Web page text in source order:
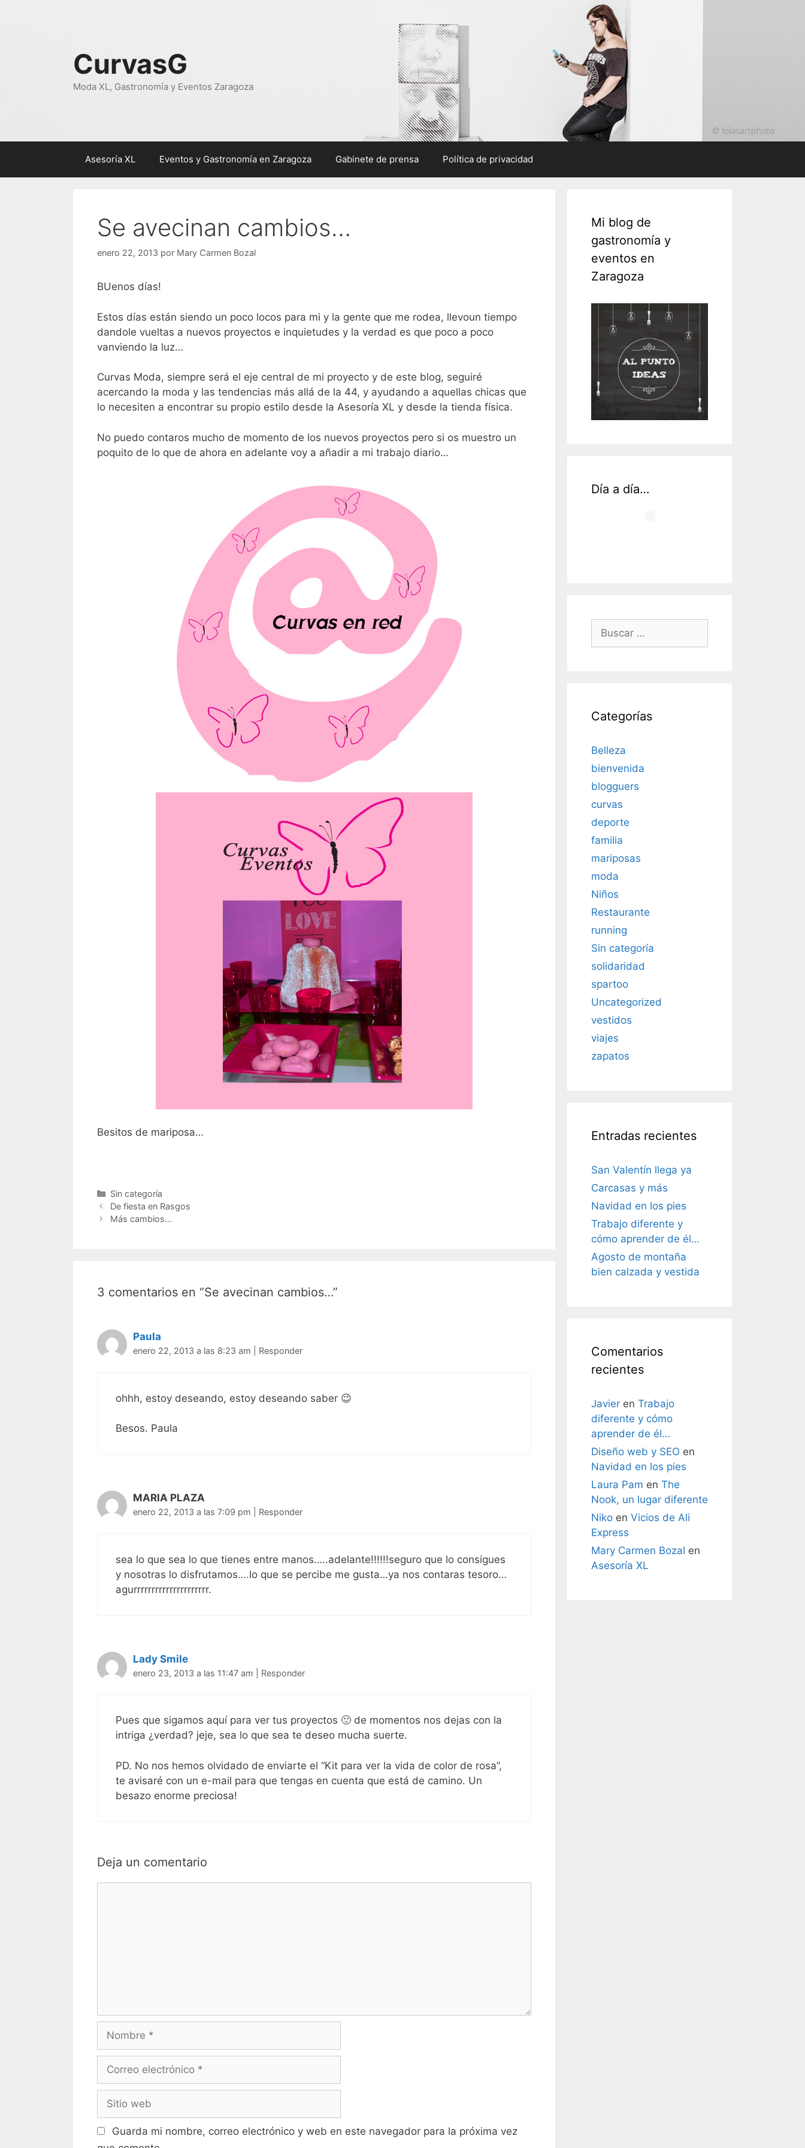
CurvasG
Moda XL, Gastronomía y Eventos Zaragoza
Asesoría XL Eventos y Gastronomía en Zaragoza Gabinete de prensa Política de privacidad
Se avecinan cambios…
enero 22, 2013 por Mary Carmen Bozal
BUenos días!
Estos días están siendo un poco locos para mi y la gente que me rodea, llevoun tiempo
dandole vueltas a nuevos proyectos e inquietudes y la verdad es que poco a poco
vanviendo la luz…
Curvas Moda, siempre será el eje central de mi proyecto y de este blog, seguiré
acercando la moda y las tendencias más allá de la 44, y ayudando a aquellas chicas que
lo necesiten a encontrar su propio estilo desde la Asesoría XL y desde la tienda física.
No puedo contaros mucho de momento de los nuevos proyectos pero si os muestro un
poquito de lo que de ahora en adelante voy a añadir a mi trabajo diario…
Besitos de mariposa…
Categorías
Sin categoría
Navegación
de
De fiesta en Rasgos
Más cambios…
3 comentarios en “Se avecinan cambios…”
Paula
enero 22, 2013 a las 8:23 am Responder
ohhh, estoy deseando, estoy deseando saber 😉
Besos. Paula
MARIA PLAZA
enero 22, 2013 a las 7:09 pm Responder
sea lo que sea lo que tienes entre manos…..adelante!!!!!!seguro que lo consigues
y nosotras lo disfrutamos….lo que se percibe me gusta…ya nos contaras tesoro…
agurrrrrrrrrrrrrrrrrrrrr.
Lady Smile
enero 23, 2013 a las 11:47 am Responder
Pues que sigamos aquí para ver tus proyectos 🙂 de momentos nos dejas con la
intriga ¿verdad? jeje, sea lo que sea te deseo mucha suerte.
PD. No nos hemos olvidado de enviarte el “Kit para ver la vida de color de rosa”,
te avisaré con un e-mail para que tengas en cuenta que está de camino. Un
besazo enorme preciosa!
Deja un comentario
Nombre
Correo
Sitio
web
Guarda mi nombre, correo electrónico y web en este navegador para la próxima vez
Mi blog de
gastronomía y
eventos en
Zaragoza
Día a día…
Buscar:
Categorías
Belleza
bienvenida
blogguers
curvas
deporte
familia
mariposas
moda
Niños
Restaurante
running
Sin categoría
solidaridad
spartoo
Uncategorized
vestidos
viajes
zapatos
Entradas recientes
San Valentín llega ya
Carcasas y más
Navidad en los pies
Trabajo diferente y
cómo aprender de él…
Agosto de montaña
bien calzada y vestida
Comentarios
recientes
Javier en Trabajo
diferente y cómo
aprender de él…
Diseño web y SEO en
Navidad en los pies
Laura Pam en The
Nook, un lugar diferente
Niko en Vicios de Ali
Express
Mary Carmen Bozal en
Asesoría XL